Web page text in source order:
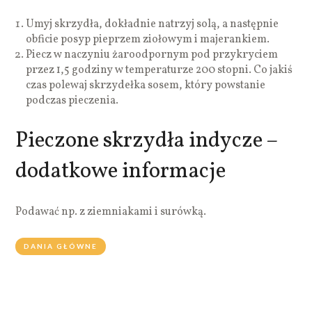
Umyj skrzydła, dokładnie natrzyj solą, a następnie
obficie posyp pieprzem ziołowym i majerankiem.
Piecz w naczyniu żaroodpornym pod przykryciem
przez 1,5 godziny w temperaturze 200 stopni. Co jakiś
czas polewaj skrzydełka sosem, który powstanie
podczas pieczenia.
Pieczone skrzydła indycze –
dodatkowe informacje
Podawać np. z ziemniakami i surówką.
DANIA GŁÓWNE